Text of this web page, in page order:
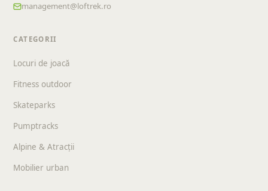
management@loftrek.ro
CATEGORII
Locuri de joacă
Fitness outdoor
Skateparks
Pumptracks
Alpine & Atracții
Mobilier urban